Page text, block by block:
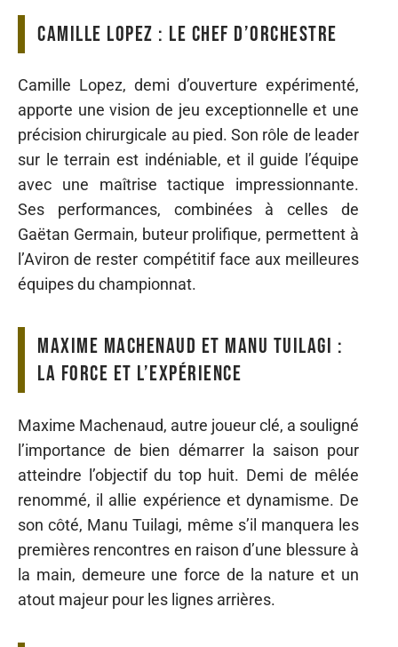
Camille Lopez : le chef d’orchestre
Camille Lopez, demi d’ouverture expérimenté,
apporte une vision de jeu exceptionnelle et une
précision chirurgicale au pied. Son rôle de leader
sur le terrain est indéniable, et il guide l’équipe
avec une maîtrise tactique impressionnante.
Ses performances, combinées à celles de
Gaëtan Germain, buteur prolifique, permettent à
l’Aviron de rester compétitif face aux meilleures
équipes du championnat.
Maxime Machenaud et Manu Tuilagi :
la force et l’expérience
Maxime Machenaud, autre joueur clé, a souligné
l’importance de bien démarrer la saison pour
atteindre l’objectif du top huit. Demi de mêlée
renommé, il allie expérience et dynamisme. De
son côté, Manu Tuilagi, même s’il manquera les
premières rencontres en raison d’une blessure à
la main, demeure une force de la nature et un
atout majeur pour les lignes arrières.